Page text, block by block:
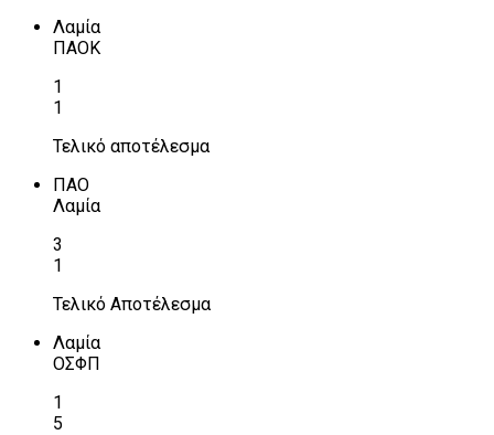
Λαμία
ΠΑΟΚ
1
1
Τελικό αποτέλεσμα
ΠΑΟ
Λαμία
3
1
Τελικό Αποτέλεσμα
Λαμία
ΟΣΦΠ
1
5